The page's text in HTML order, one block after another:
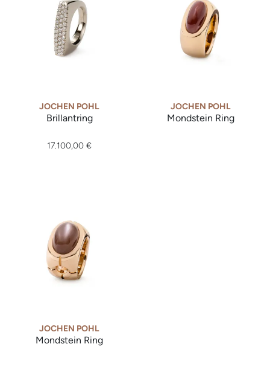
JOCHEN POHL
Brillantring
17.100,00 €
JOCHEN POHL
Mondstein Ring
JOCHEN POHL
Mondstein Ring